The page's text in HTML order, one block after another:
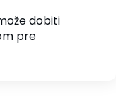
dobiti
pre